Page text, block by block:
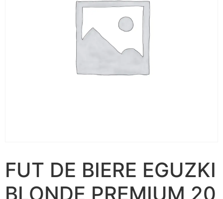
FUT DE BIERE EGUZKI
BLONDE PREMIUM 20